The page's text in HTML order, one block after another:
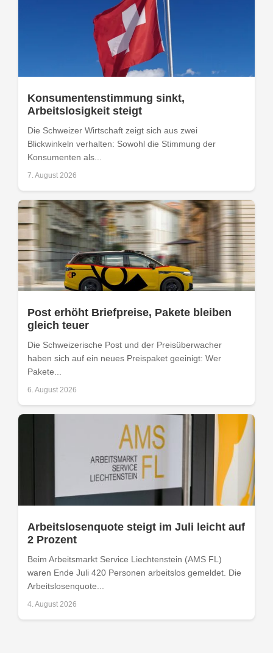
Konsumentenstimmung sinkt,
Arbeitslosigkeit steigt
Die Schweizer Wirtschaft zeigt sich aus zwei
Blickwinkeln verhalten: Sowohl die Stimmung der
Konsumenten als...
7. August 2026
Post erhöht Briefpreise, Pakete bleiben
gleich teuer
Die Schweizerische Post und der Preisüberwacher
haben sich auf ein neues Preispaket geeinigt: Wer
Pakete...
6. August 2026
Arbeitslosenquote steigt im Juli leicht auf
2 Prozent
Beim Arbeitsmarkt Service Liechtenstein (AMS FL)
waren Ende Juli 420 Personen arbeitslos gemeldet. Die
Arbeitslosenquote...
4. August 2026